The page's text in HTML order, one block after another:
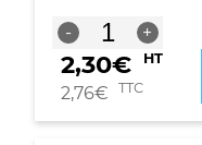
-
quantité
de
Cartouche
compatible
T2634
+
2,30€ HT
2,76€ TTC